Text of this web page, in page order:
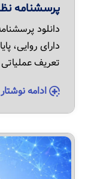
پرسشنامه
دانلود
دارای روایی،
تعریف
ادامه